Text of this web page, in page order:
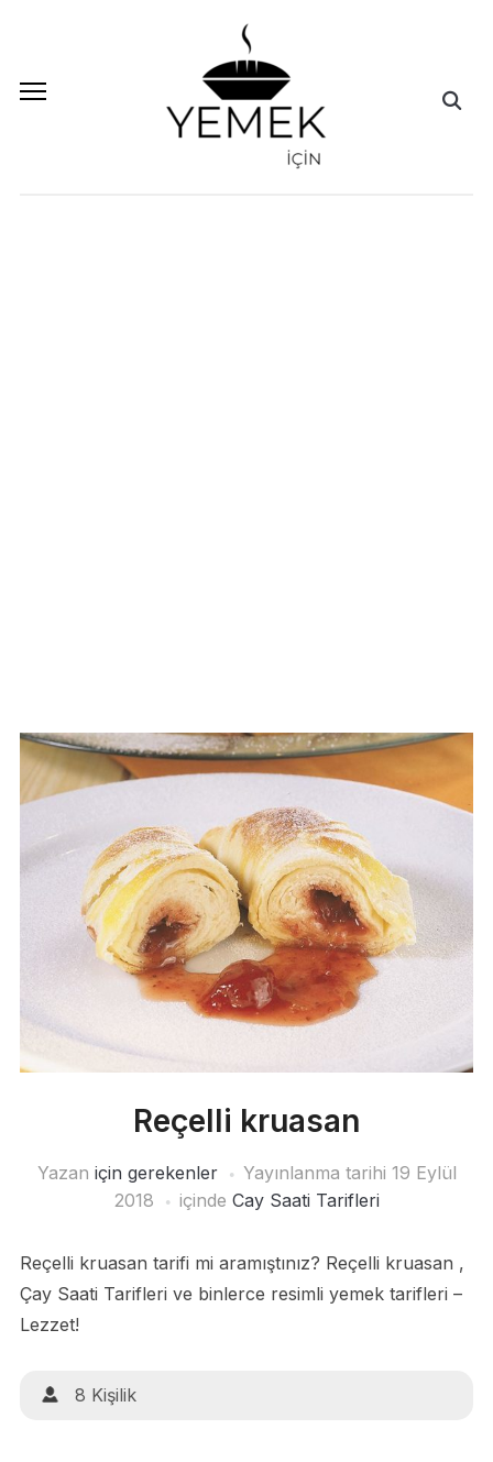
Reçelli kruasan
Yazan için gerekenler Yayınlanma tarihi 19 Eylül
2018
içinde Cay Saati Tarifleri
Reçelli kruasan tarifi mi aramıştınız? Reçelli kruasan ,
Çay Saati Tarifleri ve binlerce resimli yemek tarifleri –
Lezzet!
8 Kişilik